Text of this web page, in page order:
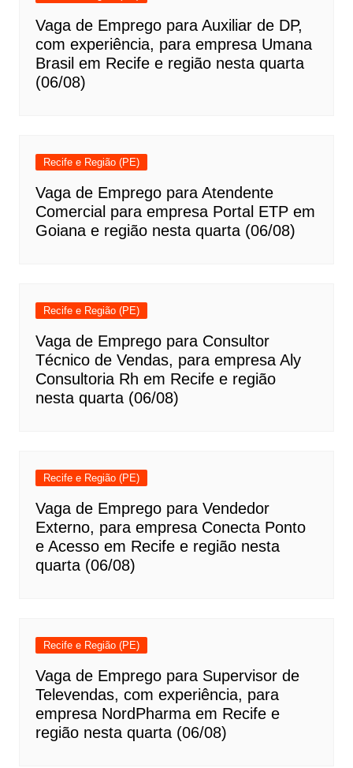
Vaga de Emprego para Auxiliar de DP,
com experiência, para empresa Umana
Brasil em Recife e região nesta quarta
(06/08)
Recife e Região (PE)
Vaga de Emprego para Atendente
Comercial para empresa Portal ETP em
Goiana e região nesta quarta (06/08)
Recife e Região (PE)
Vaga de Emprego para Consultor
Técnico de Vendas, para empresa Aly
Consultoria Rh em Recife e região
nesta quarta (06/08)
Recife e Região (PE)
Vaga de Emprego para Vendedor
Externo, para empresa Conecta Ponto
e Acesso em Recife e região nesta
quarta (06/08)
Recife e Região (PE)
Vaga de Emprego para Supervisor de
Televendas, com experiência, para
empresa NordPharma em Recife e
região nesta quarta (06/08)